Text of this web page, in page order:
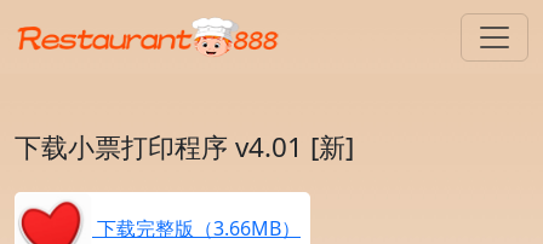
下载小票打印程序 v4.01 [新]
下载完整版（3.66MB）